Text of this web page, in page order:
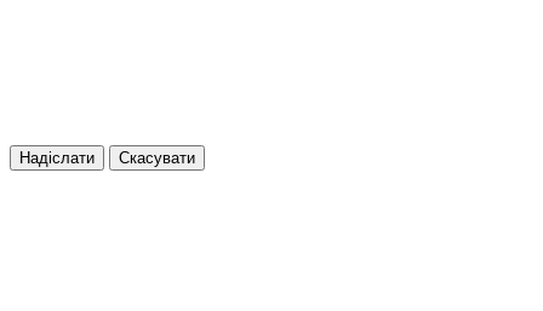
Надіслати Скасувати